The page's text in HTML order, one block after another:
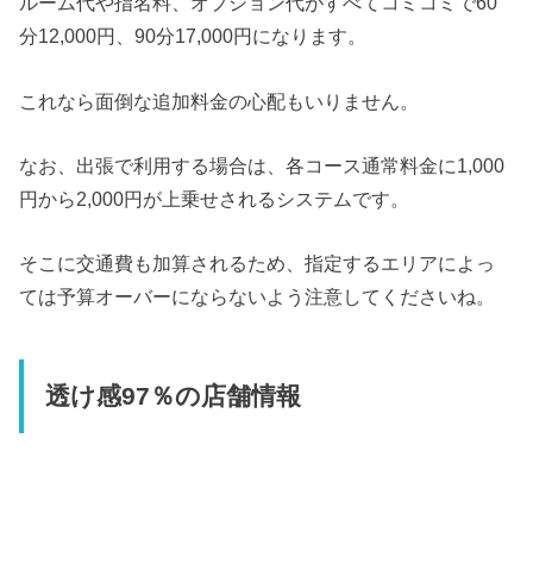
分12,000円、90分17,000円になります。
これなら面倒な追加料金の心配もいりません。
なお、出張で利用する場合は、各コース通常料金に1,000
円から2,000円が上乗せされるシステムです。
そこに交通費も加算されるため、指定するエリアによっ
ては予算オーバーにならないよう注意してくださいね。
透け感97％の店舗情報